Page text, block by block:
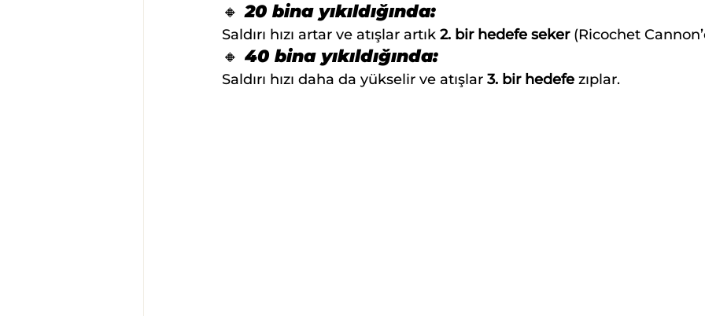
🔸 20 bina yıkıldığında:
Saldırı hızı artar ve atışlar artık 2. bir hedefe seker (Ricochet
🔸 40 bina yıkıldığında:
Saldırı hızı daha da yükselir ve atışlar 3. bir hedefe zıplar.